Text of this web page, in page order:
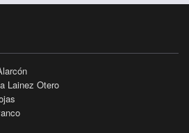
Lainez Otero